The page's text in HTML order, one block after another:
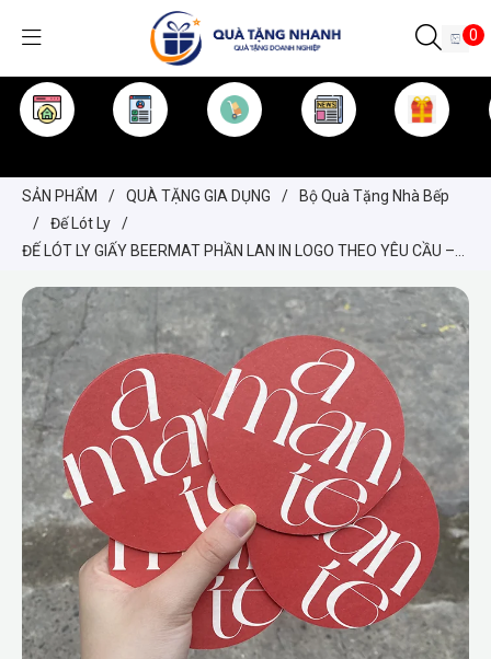
0
SẢN PHẨM / QUÀ TẶNG GIA DỤNG /
Bộ Quà Tặng Nhà Bếp
/
Đế Lót Ly
/
ĐẾ LÓT LY GIẤY BEERMAT PHẦN LAN IN LOGO THEO YÊU CẦU –